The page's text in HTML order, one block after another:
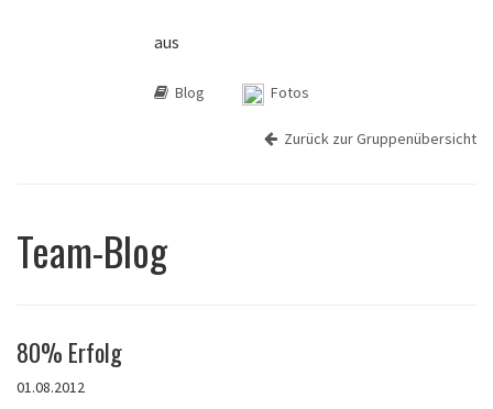
aus
Blog Fotos
Zurück zur Gruppenübersicht
Team-Blog
80% Erfolg
01.08.2012